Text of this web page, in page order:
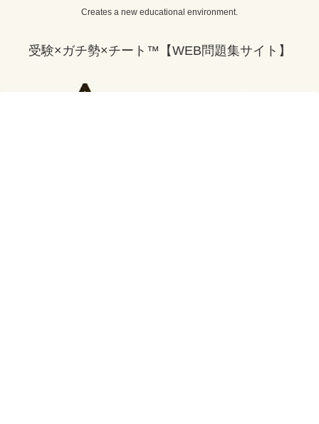
Creates a new educational environment.
受験×ガチ勢×チート™【WEB問題集サイト】